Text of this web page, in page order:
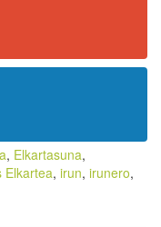
, Elkartasuna,
Elkartea, irun, irunero,